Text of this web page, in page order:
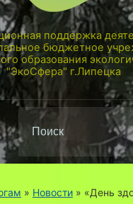
поддержка
бюджетное
образования
"ЭкоСфера" г.Липецка
Поиск
по:
» Новости» «День